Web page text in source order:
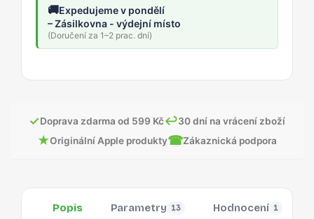
🚚Expedujeme v pondělí
– Zásilkovna - výdejní místo
(Doručení za 1–2 prac. dní)
✓Doprava zdarma od 599 Kč↩30 dní na vrácení zboží
★Originální Apple produkty☎Zákaznická podpora
Popis Parametry 13 Hodnocení 1